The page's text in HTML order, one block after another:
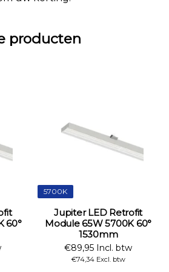
producten
60°
5700K
Jupiter LED Retrofit
Module 65W 5700K 60°
1530mm
€89,95 Incl. btw
€74,34 Excl. btw